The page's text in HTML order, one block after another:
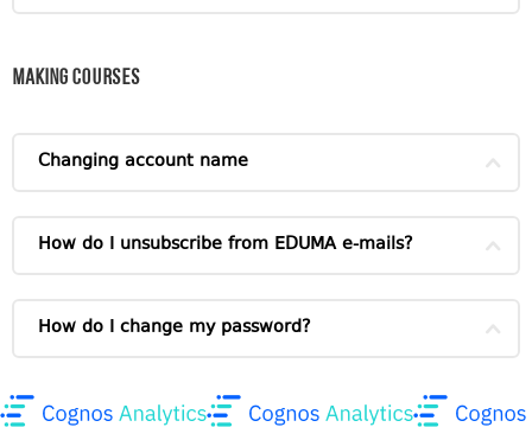
Making Courses
Changing account name
How do I unsubscribe from EDUMA e-mails?
How do I change my password?